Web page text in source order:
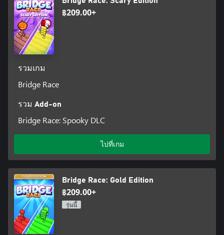
฿209.00+
รวมเกม
Bridge Race
รวม Add-on
Bridge Race: Spooky DLC
ไปที่เกม
Bridge Race: Gold Edition
฿209.00+
รุ่นนี้